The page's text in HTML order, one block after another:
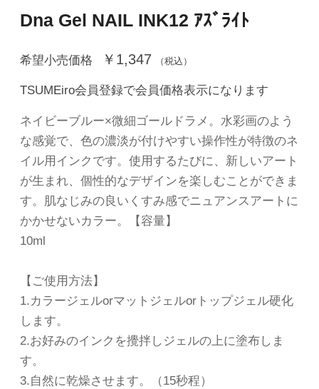
Dna Gel NAIL INK12 ｱｽﾞﾗｲﾄ
希望小売価格 ￥1,347 （税込）
TSUMEiro会員登録で会員価格表示になります
ネイビーブルー×微細ゴールドラメ。水彩画のよう
な感覚で、色の濃淡が付けやすい操作性が特徴のネ
イル用インクです。使用するたびに、新しいアート
が生まれ、個性的なデザインを楽しむことができま
す。肌なじみの良いくすみ感でニュアンスアートに
かかせないカラー。【容量】
10ml
【ご使用方法】
1.カラージェルorマットジェルorトップジェル硬化
します。
2.お好みのインクを攪拌しジェルの上に塗布しま
す。
3.自然に乾燥させます。（15秒程）